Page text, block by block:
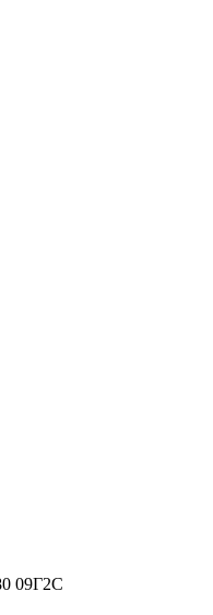
09Г2С